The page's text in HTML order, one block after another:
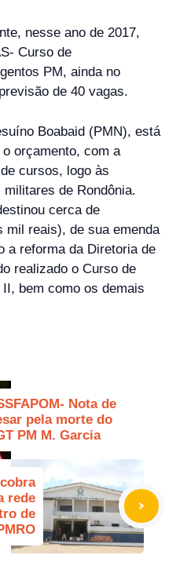
nesse ano de 2017,
Curso de
PM, ainda no
de 40 vagas.
Boabaid (PMN), está
orçamento, com a
cursos, logo às
de Rondônia.
cerca de
mil reais), de sua emenda
a reforma da Diretoria de
realizado o Curso de
bem como os demais
Nota de
pela morte do
PM M. Garcia
rede
de